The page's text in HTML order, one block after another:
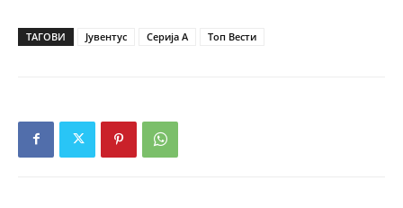
ТАГОВИ Јувентус Серија А Топ Вести